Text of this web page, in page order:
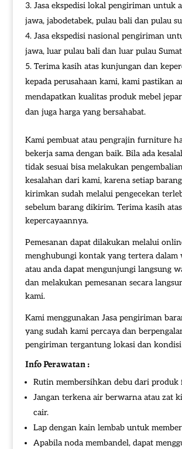
Jasa ekspedisi lokal pengiriman untuk
jawa, jabodetabek, pulau bali dan pulau
Jasa ekspedisi nasional pengiriman
jawa, luar pulau bali dan luar pulau
Terima kasih atas kunjungan dan
kepada perusahaan kami, kami pastikan
mendapatkan kualitas produk mebel
dan juga harga yang bersahabat.
Kami pembuat atau pengrajin furniture
bekerja sama dengan baik. Bila ada
tidak sesuai bisa melakukan
kesalahan dari kami, karena setiap
kirimkan sudah melalui pengecekan
sebelum barang dikirim. Terima kasih atas
kepercayaannya.
Pemesanan dapat dilakukan melalui
menghubungi kontak yang tertera dalam
atau anda dapat mengunjungi langsung
dan melakukan pemesanan secara
kami.
Kami menggunakan Jasa pengiriman
yang sudah kami percaya dan
pengiriman tergantung lokasi dan kondisi
Info Perawatan :
Rutin membersihkan debu dari
Jangan terkena air berwarna atau zat
cair.
Lap dengan kain lembab untuk
Apabila noda membandel, dapat